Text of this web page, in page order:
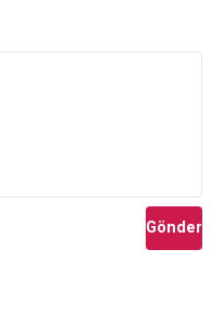
Gönder